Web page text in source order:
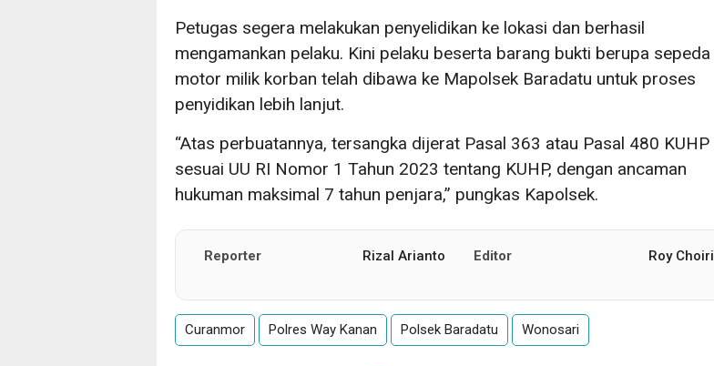
Petugas segera melakukan penyelidikan ke lokasi dan berhasil
mengamankan pelaku. Kini pelaku beserta barang bukti berupa sepeda
motor milik korban telah dibawa ke Mapolsek Baradatu untuk proses
penyidikan lebih lanjut.
“Atas perbuatannya, tersangka dijerat Pasal 363 atau Pasal 480 KUHP
sesuai UU RI Nomor 1 Tahun 2023 tentang KUHP, dengan ancaman
hukuman maksimal 7 tahun penjara,” pungkas Kapolsek.
Reporter Rizal Arianto Editor Roy Choiri
Curanmor Polres Way Kanan Polsek Baradatu Wonosari